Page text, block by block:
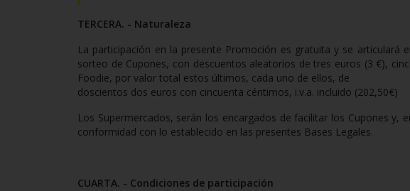
TERCERA. - Naturaleza
La participación en la presente Promoción es gratuita y se articulará
sorteo de Cupones, con descuentos aleatorios detres euros (3 €),
Foodie, por valor total estos últimos, cada uno de ellos, de
doscientos dos euros con cincuenta céntimos, i.v.a. incluido (202,50€)
Los Supermercados, serán los encargados de facilitar los Cupones
conformidad con lo establecido en las presentes Bases Legales.
CUARTA. - Condiciones de participación